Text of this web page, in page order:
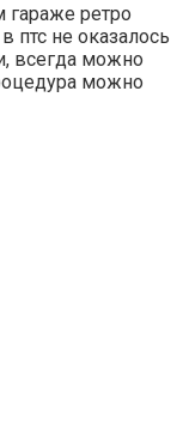
гараже ретро
птс не оказалось
всегда можно
можно